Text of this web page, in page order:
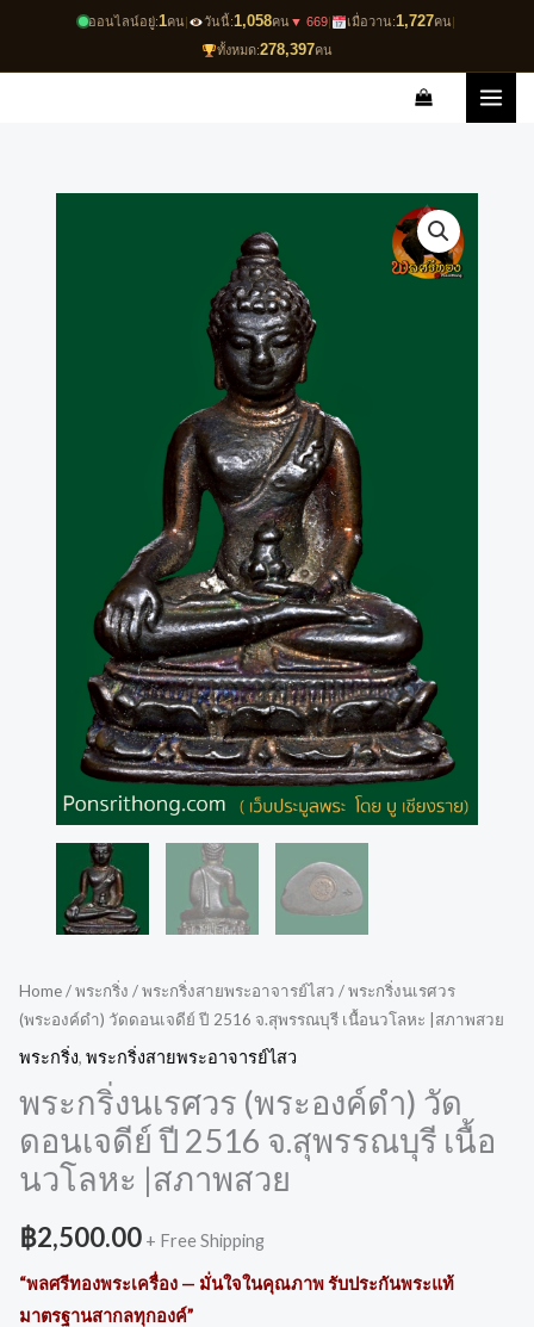
ออนไลน์อยู่:1คน| วันนี้:1,058คน▼ 669| เมื่อวาน:1,727คน|
ทั้งหมด:278,397คน
content
Home/พระกริ่ง /พระกริ่งสายพระอาจารย์ไสว / พระกริ่งนเรศวร
(พระองค์ดำ) วัดดอนเจดีย์ ปี 2516 จ.สุพรรณบุรี เนื้อนวโลหะ |สภาพสวย
พระกริ่ง, พระกริ่งสายพระอาจารย์ไสว
พระกริ่งนเรศวร (พระองค์ดำ) วัด
ดอนเจดีย์ ปี 2516 จ.สุพรรณบุรี เนื้อ
นวโลหะ |สภาพสวย
฿2,500.00 + Free Shipping
“พลศรีทองพระเครื่อง — มั่นใจในคุณภาพ รับประกันพระแท้
มาตรฐานสากลทุกองค์”